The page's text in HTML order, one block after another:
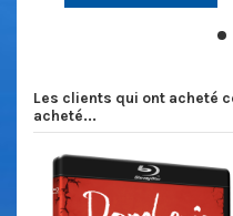
Les clients qui ont acheté
acheté...